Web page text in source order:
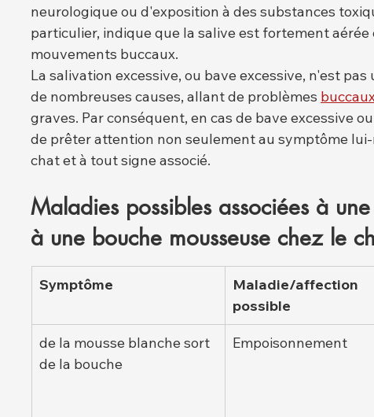
neurologique ou d'exposition à des substances
particulier, indique que la salive est fortement
mouvements buccaux.
La salivation excessive, ou bave excessive, n'est
de nombreuses causes, allant de problèmes
graves. Par conséquent, en cas de bave excessive
de prêter attention non seulement au symptôme
chat et à tout signe associé.
Maladies possibles associées à
à une bouche mousseuse chez le
Symptôme
Maladie/affection
possible
de la mousse blanche sort
de la bouche
Empoisonnement